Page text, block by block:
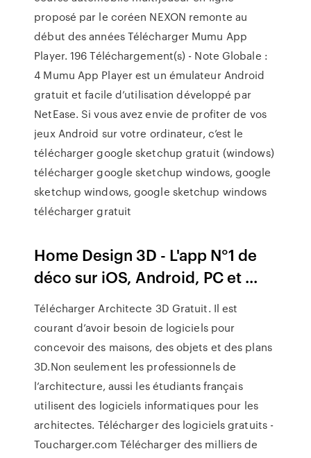
proposé par le coréen NEXON remonte au
début des années Télécharger Mumu App
Player. 196 Téléchargement(s) - Note Globale :
4 Mumu App Player est un émulateur Android
gratuit et facile d’utilisation développé par
NetEase. Si vous avez envie de profiter de vos
jeux Android sur votre ordinateur, c’est le
télécharger google sketchup gratuit (windows)
télécharger google sketchup windows, google
sketchup windows, google sketchup windows
télécharger gratuit
Home Design 3D - L'app N°1 de
déco sur iOS, Android, PC et ...
Télécharger Architecte 3D Gratuit. Il est
courant d’avoir besoin de logiciels pour
concevoir des maisons, des objets et des plans
3D.Non seulement les professionnels de
l’architecture, aussi les étudiants français
utilisent des logiciels informatiques pour les
architectes. Télécharger des logiciels gratuits -
Toucharger.com Télécharger des milliers de